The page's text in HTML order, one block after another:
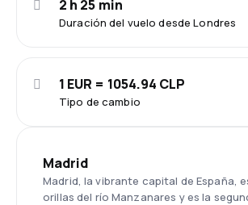
Duración del vuelo desde Londres
2 h 25 min
Tipo de cambio
1 EUR = 1054.94 CLP
Madrid
Madrid, la vibrante capital de España,
orillas del río Manzanares y es la